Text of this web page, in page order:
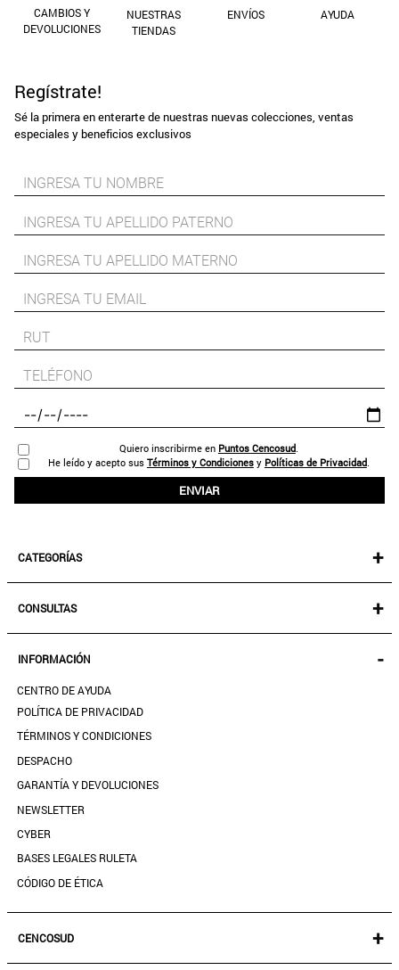
CAMBIOS Y
DEVOLUCIONES
NUESTRAS
TIENDAS
ENVÍOS AYUDA
Regístrate!
Sé la primera en enterarte de nuestras nuevas colecciones, ventas
especiales y beneficios exclusivos
Quiero inscribirme en Puntos Cencosud.
He leído y acepto sus Términos y Condiciones y Políticas de Privacidad.
ENVIAR
CATEGORÍAS +
MUJER
ACCESORIOS
CALZADO
SALE
CONSULTAS +
SEGUIR MI PEDIDO
DESCARGA TU BOLETA AQUÍ
MIS FAVORITOS
GUÍA DE TALLAS
CONTACTANOS
TIENDAS
PREGUNTAS FRECUENTES
INFORMACIÓN -
CENTRO DE AYUDA
POLÍTICA DE PRIVACIDAD
TÉRMINOS Y CONDICIONES
DESPACHO
GARANTÍA Y DEVOLUCIONES
NEWSLETTER
CYBER
BASES LEGALES RULETA
CÓDIGO DE ÉTICA
CENCOSUD +